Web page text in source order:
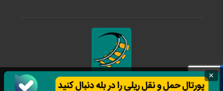
حمل و نقل ریلی
×